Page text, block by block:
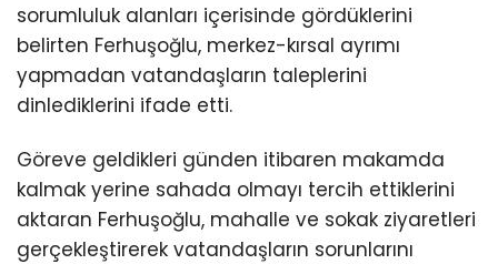
sorumluluk alanları içerisinde gördüklerini
belirten Ferhuşoğlu, merkez-kırsal ayrımı
yapmadan vatandaşların taleplerini
dinlediklerini ifade etti.
Göreve geldikleri günden itibaren makamda
kalmak yerine sahada olmayı tercih ettiklerini
aktaran Ferhuşoğlu, mahalle ve sokak ziyaretleri
gerçekleştirerek vatandaşların sorunlarını